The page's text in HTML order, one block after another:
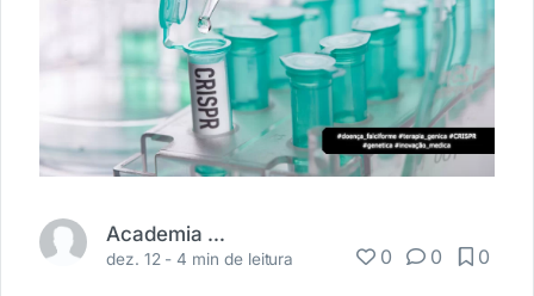
Academia Médica
dez. 12 -4 min de leitura 0 0 0